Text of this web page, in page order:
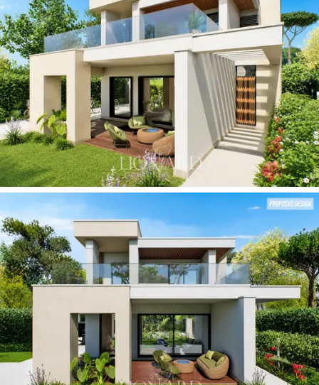
약 1,000제곱미터 규모의 개인 정원은다양한 방
식으로 야외 공간을 즐길 수 있도록 설계되었습니
다.개방형 거실 공간과 온수 욕조는주변의 녹지
와 완벽하게 조화를 이루어 고급스러운 야외 환경
을 조성하며, 울창한 식물은 프라이버시를 보장해
줍니다.탁 트인 전망을 감상할 수 있는 넓은 테라
스는휴식과 사교 활동을 위한 추가적인 공간을
제공합니다.지붕이 있는 주차 공간은고급 부동산
의 기준에 익숙한 고객의 실용적인 요구를 우아하
게 충족합니다.